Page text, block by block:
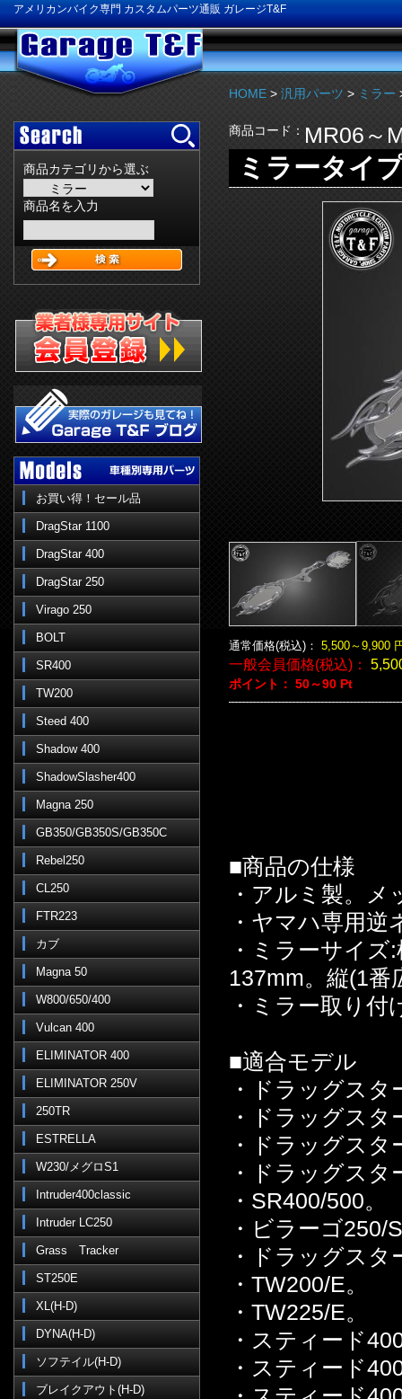
アメリカンバイク専門 カスタムパーツ通販 ガレージT&F
商品カテゴリから選ぶ
商品名を入力
お買い得！セール品
DragStar 1100
DragStar 400
DragStar 250
Virago 250
BOLT
SR400
TW200
Steed 400
Shadow 400
ShadowSlasher400
Magna 250
GB350/GB350S/GB350C
Rebel250
CL250
FTR223
カブ
Magna 50
W800/650/400
Vulcan 400
ELIMINATOR 400
ELIMINATOR 250V
250TR
ESTRELLA
W230/メグロS1
Intruder400classic
Intruder LC250
Grass Tracker
ST250E
XL(H-D)
DYNA(H-D)
ソフテイル(H-D)
ブレイクアウト(H-D)
HOME > 汎用パーツ > ミラー
商品コード： MR06～
ミラータイ
通常価格(税込)： 5,500～9,900
一般会員価格(税込)：
ポイント： 50～90 Pt
■商品の仕様
・アルミ製。メ
・ヤマハ専用
・ミラーサイ
137mm。縦(1番
・ミラー取り
■適合モデル
・ドラッグスタ
・ドラッグス
・ドラッグスタ
・ドラッグス
・SR400/500。
・ビラーゴ250/
・ドラッグスタ
・TW200/E。
・TW225/E。
・スティード
・スティード